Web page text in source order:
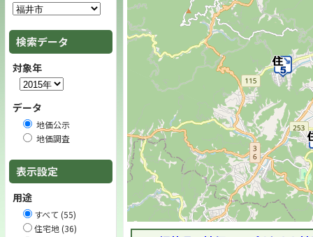
検索データ
対象年
データ
地価公示
地価調査
表示設定
用途
すべて (55)
住宅地 (36)